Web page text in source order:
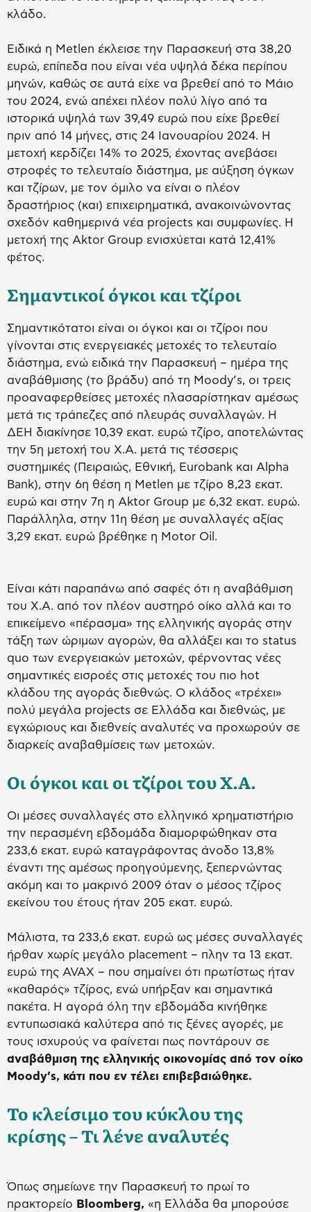
κλάδο.
Ειδικά η Metlen έκλεισε την Παρασκευή στα 38,20
ευρώ, επίπεδα που είναι νέα υψηλά δέκα περίπου
μηνών, καθώς σε αυτά είχε να βρεθεί από το Μάιο
του 2024, ενώ απέχει πλέον πολύ λίγο από τα
ιστορικά υψηλά των 39,49 ευρώ που είχε βρεθεί
πριν από 14 μήνες, στις 24 Ιανουαρίου 2024. Η
μετοχή κερδίζει 14% το 2025, έχοντας ανεβάσει
στροφές το τελευταίο διάστημα, με αύξηση όγκων
και τζίρων, με τον όμιλο να είναι ο πλέον
δραστήριος (και) επιχειρηματικά, ανακοινώνοντας
σχεδόν καθημερινά νέα projects και συμφωνίες. Η
μετοχή της Aktor Group ενισχύεται κατά 12,41%
φέτος.
Σημαντικοί όγκοι και τζίροι
Σημαντικότατοι είναι οι όγκοι και οι τζίροι που
γίνονται στις ενεργειακές μετοχές το τελευταίο
διάστημα, ενώ ειδικά την Παρασκευή – ημέρα της
αναβάθμισης (το βράδυ) από τη Moody’s, οι τρεις
προαναφερθείσες μετοχές πλασαρίστηκαν αμέσως
μετά τις τράπεζες από πλευράς συναλλαγών. Η
ΔΕΗ διακίνησε 10,39 εκατ. ευρώ τζίρο, αποτελώντας
την 5η μετοχή του Χ.Α. μετά τις τέσσερις
συστημικές (Πειραιώς, Εθνική, Eurobank και Alpha
Bank), στην 6η θέση η Metlen με τζίρο 8,23 εκατ.
ευρώ και στην 7η η Aktor Group με 6,32 εκατ. ευρώ.
Παράλληλα, στην 11η θέση με συναλλαγές αξίας
3,29 εκατ. ευρώ βρέθηκε η Motor Oil.
Είναι κάτι παραπάνω από σαφές ότι η αναβάθμιση
του Χ.Α. από τον πλέον αυστηρό οίκο αλλά και το
επικείμενο «πέρασμα» της ελληνικής αγοράς στην
τάξη των ώριμων αγορών, θα αλλάξει και το status
quo των ενεργειακών μετοχών, φέρνοντας νέες
σημαντικές εισροές στις μετοχές του πιο hot
κλάδου της αγοράς διεθνώς. Ο κλάδος «τρέχει»
πολύ μεγάλα projects σε Ελλάδα και διεθνώς, με
εγχώριους και διεθνείς αναλυτές να προχωρούν σε
διαρκείς αναβαθμίσεις των μετοχών.
Οι όγκοι και οι τζίροι του Χ.Α.
Οι μέσες συναλλαγές στο ελληνικό χρηματιστήριο
την περασμένη εβδομάδα διαμορφώθηκαν στα
233,6 εκατ. ευρώ καταγράφοντας άνοδο 13,8%
έναντι της αμέσως προηγούμενης, ξεπερνώντας
ακόμη και το μακρινό 2009 όταν ο μέσος τζίρος
εκείνου του έτους ήταν 205 εκατ. ευρώ.
Μάλιστα, τα 233,6 εκατ. ευρώ ως μέσες συναλλαγές
ήρθαν χωρίς μεγάλο placement – πλην τα 13 εκατ.
ευρώ της AVAX – που σημαίνει ότι πρωτίστως ήταν
«καθαρός» τζίρος, ενώ υπήρξαν και σημαντικά
πακέτα. Η αγορά όλη την εβδομάδα κινήθηκε
εντυπωσιακά καλύτερα από τις ξένες αγορές, με
τους ισχυρούς να φαίνεται πως ποντάρουν σε
αναβάθμιση της ελληνικής οικονομίας από τον οίκο
Moody’s, κάτι που εν τέλει επιβεβαιώθηκε.
Το κλείσιμο του κύκλου της
κρίσης – Τι λένε αναλυτές
Όπως σημείωνε την Παρασκευή το πρωί το
πρακτορείο Bloomberg, «η Ελλάδα θα μπορούσε